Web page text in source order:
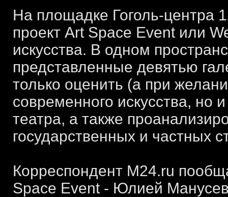
На площадке Гоголь-центра
проект Art Space Event или
искусства. В одном
представленные девятью
только оценить (а при
современного искусства, но
театра, а также
государственных и частных
Корреспондент M24.ru
Space Event - Юлией